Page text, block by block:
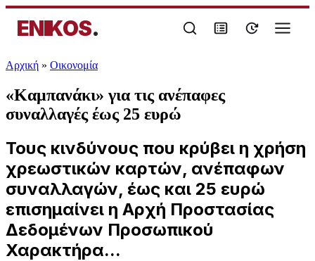
ENIKOS.
Αρχική » Oικονομία
«Καμπανάκι» για τις ανέπαφες
συναλλαγές έως 25 ευρώ
Τους κινδύνους που κρύβει η χρήση
χρεωστικών καρτών, ανέπαφων
συναλλαγών, έως και 25 ευρώ
επισημαίνει η Αρχή Προστασίας
Δεδομένων Προσωπικού
Χαρακτήρα...